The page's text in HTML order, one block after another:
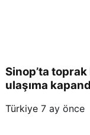
Sinop’ta
ulaşıma
Türkiye 7 ay önce